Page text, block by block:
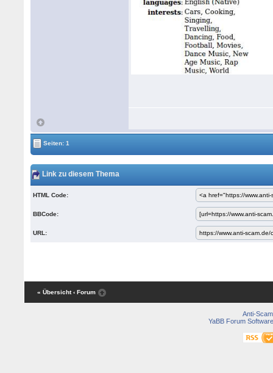
Seiten: 1
Link zu diesem Thema
HTML Code:
BBCode:
URL:
« Übersicht ‹ Forum
Anti-Scam
YaBB Forum Software